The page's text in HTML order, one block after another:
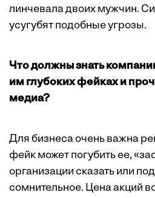
линчевала двоих мужчин.
усугубят подобные угрозы.
Что должны знать
им глубоких фейках и
медиа?
Для бизнеса очень важна
фейк может погубить ее,
организации сказать или
сомнительное. Цена акций